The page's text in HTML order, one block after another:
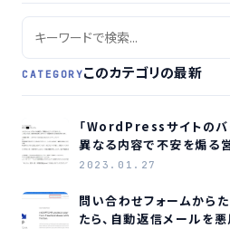
CATEGORYこのカテゴリの最新
「WordPressサイトのバ
異なる内容で不安を煽る
2023.01.27
問い合わせフォームから
たら、自動返信メールを